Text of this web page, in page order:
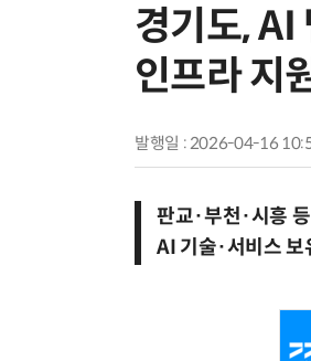
경기도, AI
인프라 지
발행일 : 2026-04-16
판교·부천·시흥
AI 기술·서비스